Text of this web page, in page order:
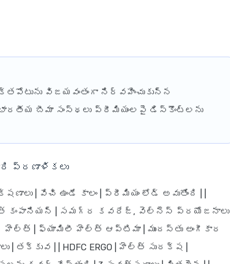
విజయవంతంగా నిర్వహించుకున్న
భారతీయ బీమా సంస్థలు ప్రీమియంలపై డిస్కౌంట్లను
ప్రణాళికలు
| వేచి ఉండే కాలం | ప్రీమియం లోడ్ అవుతోంది | |
కంపానియన్ | సమగ్ర కవరేజ్, వెల్నెస్ ప్రయోజనాలు
హెల్త్ | ఫ్యామిలీ హెల్త్ ఆప్టిమా | ముందస్తు అంగీకార
| | HDFC ERGO | హెల్త్ సురక్ష |